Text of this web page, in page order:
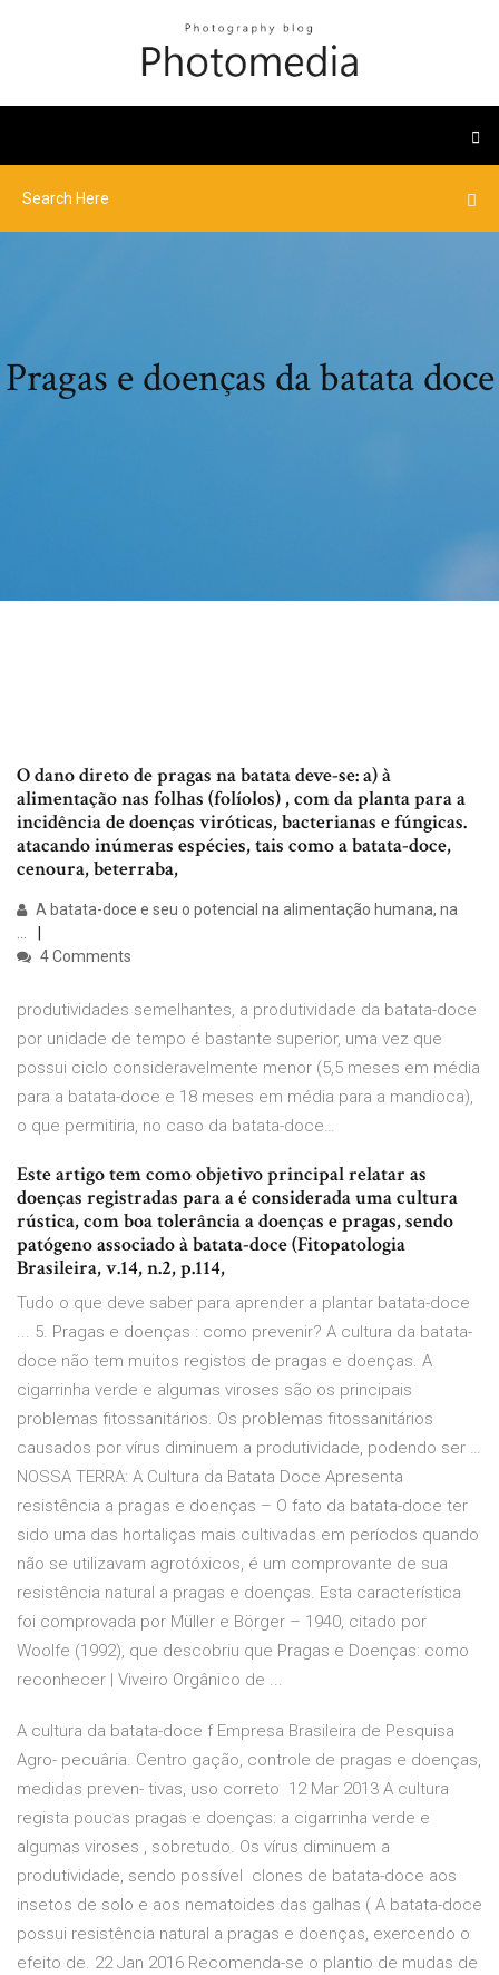
Pragas e doenças da batata doce
O dano direto de pragas na batata deve-se: a) à
alimentação nas folhas (folíolos) , com da planta para a
incidência de doenças viróticas, bacterianas e fúngicas.
atacando inúmeras espécies, tais como a batata-doce,
cenoura, beterraba,
A batata-doce e seu o potencial na alimentação humana, na
...
4 Comments
produtividades semelhantes, a produtividade da batata-doce
por unidade de tempo é bastante superior, uma vez que
possui ciclo consideravelmente menor (5,5 meses em média
para a batata-doce e 18 meses em média para a mandioca),
o que permitiria, no caso da batata-doce…
Este artigo tem como objetivo principal relatar as
doenças registradas para a é considerada uma cultura
rústica, com boa tolerância a doenças e pragas, sendo
patógeno associado à batata-doce (Fitopatologia
Brasileira, v.14, n.2, p.114,
Tudo o que deve saber para aprender a plantar batata-doce
... 5. Pragas e doenças : como prevenir? A cultura da batata-
doce não tem muitos registos de pragas e doenças. A
cigarrinha verde e algumas viroses são os principais
problemas fitossanitários. Os problemas fitossanitários
causados por vírus diminuem a produtividade, podendo ser …
NOSSA TERRA: A Cultura da Batata Doce Apresenta
resistência a pragas e doenças – O fato da batata-doce ter
sido uma das hortaliças mais cultivadas em períodos quando
não se utilizavam agrotóxicos, é um comprovante de sua
resistência natural a pragas e doenças. Esta característica
foi comprovada por Müller e Börger – 1940, citado por
Woolfe (1992), que descobriu que Pragas e Doenças: como
reconhecer | Viveiro Orgânico de ...
A cultura da batata-doce f Empresa Brasileira de Pesquisa
Agro- pecuâria. Centro gação, controle de pragas e doenças,
medidas preven- tivas, uso correto 12 Mar 2013 A cultura
regista poucas pragas e doenças: a cigarrinha verde e
algumas viroses , sobretudo. Os vírus diminuem a
produtividade, sendo possível clones de batata-doce aos
insetos de solo e aos nematoides das galhas ( A batata-doce
possui resistência natural a pragas e doenças, exercendo o
efeito de. 22 Jan 2016 Recomenda-se o plantio de mudas de